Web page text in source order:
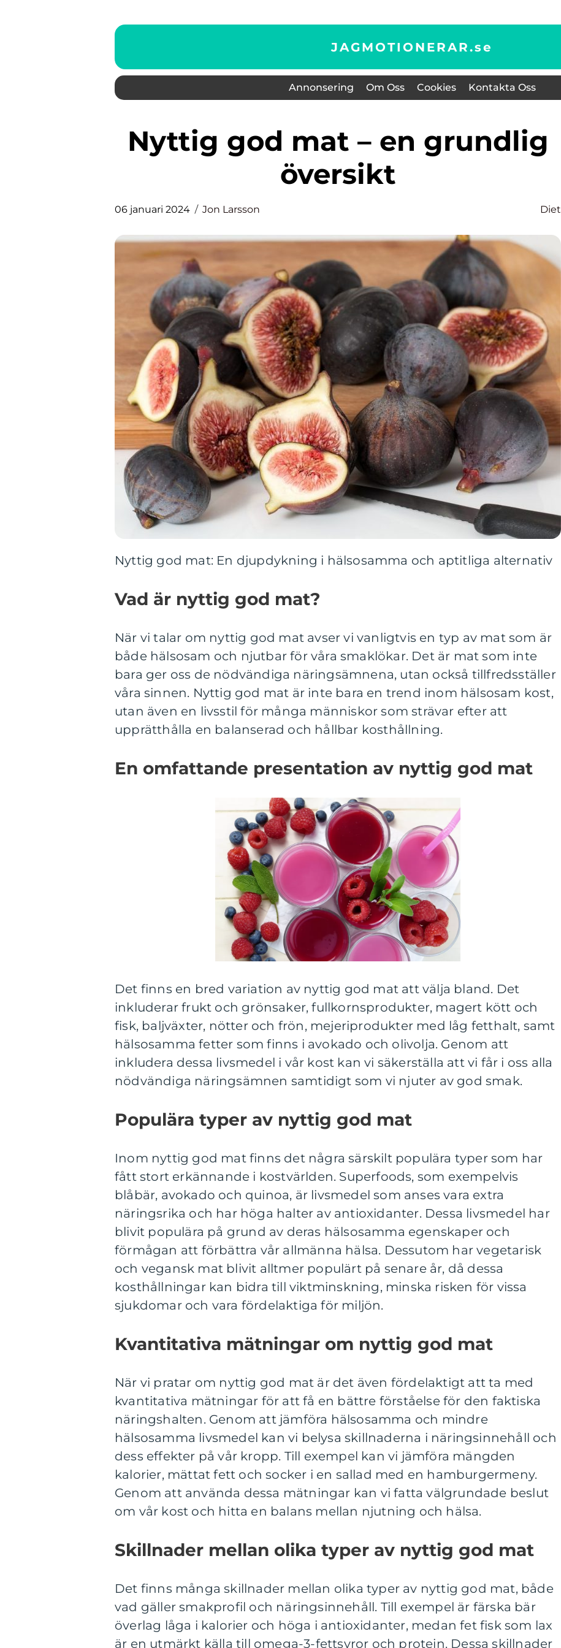
JAGMOTIONERAR.se
Annonsering Om Oss Cookies Kontakta Oss
Nyttig god mat – en grundlig
översikt
06 januari 2024 Jon Larsson Diet
Nyttig god mat: En djupdykning i hälsosamma och aptitliga alternativ
Vad är nyttig god mat?
När vi talar om nyttig god mat avser vi vanligtvis en typ av mat som är
både hälsosam och njutbar för våra smaklökar. Det är mat som inte
bara ger oss de nödvändiga näringsämnena, utan också tillfredsställer
våra sinnen. Nyttig god mat är inte bara en trend inom hälsosam kost,
utan även en livsstil för många människor som strävar efter att
upprätthålla en balanserad och hållbar kosthållning.
En omfattande presentation av nyttig god mat
Det finns en bred variation av nyttig god mat att välja bland. Det
inkluderar frukt och grönsaker, fullkornsprodukter, magert kött och
fisk, baljväxter, nötter och frön, mejeriprodukter med låg fetthalt, samt
hälsosamma fetter som finns i avokado och olivolja. Genom att
inkludera dessa livsmedel i vår kost kan vi säkerställa att vi får i oss alla
nödvändiga näringsämnen samtidigt som vi njuter av god smak.
Populära typer av nyttig god mat
Inom nyttig god mat finns det några särskilt populära typer som har
fått stort erkännande i kostvärlden. Superfoods, som exempelvis
blåbär, avokado och quinoa, är livsmedel som anses vara extra
näringsrika och har höga halter av antioxidanter. Dessa livsmedel har
blivit populära på grund av deras hälsosamma egenskaper och
förmågan att förbättra vår allmänna hälsa. Dessutom har vegetarisk
och vegansk mat blivit alltmer populärt på senare år, då dessa
kosthållningar kan bidra till viktminskning, minska risken för vissa
sjukdomar och vara fördelaktiga för miljön.
Kvantitativa mätningar om nyttig god mat
När vi pratar om nyttig god mat är det även fördelaktigt att ta med
kvantitativa mätningar för att få en bättre förståelse för den faktiska
näringshalten. Genom att jämföra hälsosamma och mindre
hälsosamma livsmedel kan vi belysa skillnaderna i näringsinnehåll och
dess effekter på vår kropp. Till exempel kan vi jämföra mängden
kalorier, mättat fett och socker i en sallad med en hamburgermeny.
Genom att använda dessa mätningar kan vi fatta välgrundade beslut
om vår kost och hitta en balans mellan njutning och hälsa.
Skillnader mellan olika typer av nyttig god mat
Det finns många skillnader mellan olika typer av nyttig god mat, både
vad gäller smakprofil och näringsinnehåll. Till exempel är färska bär
överlag låga i kalorier och höga i antioxidanter, medan fet fisk som lax
är en utmärkt källa till omega-3-fettsyror och protein. Dessa skillnader